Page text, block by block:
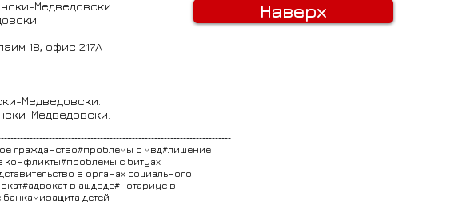
Наверх
Медведовски
18, офис 217A
Медведовски.
Медведовски.
гражданство#проблемы с мвд#лишение
конфликты#проблемы с битуах
в органах социального
в ашдоде#нотариус в
детей